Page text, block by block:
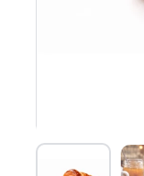
Mostra